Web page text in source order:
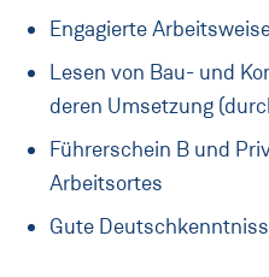
Kontakt
Messen
Land ändern:(Aktuell:
Österreich
Engagierte
Lesen von Bau- und
deren Umsetzung
Führerschein B und
Arbeitsortes
Gute